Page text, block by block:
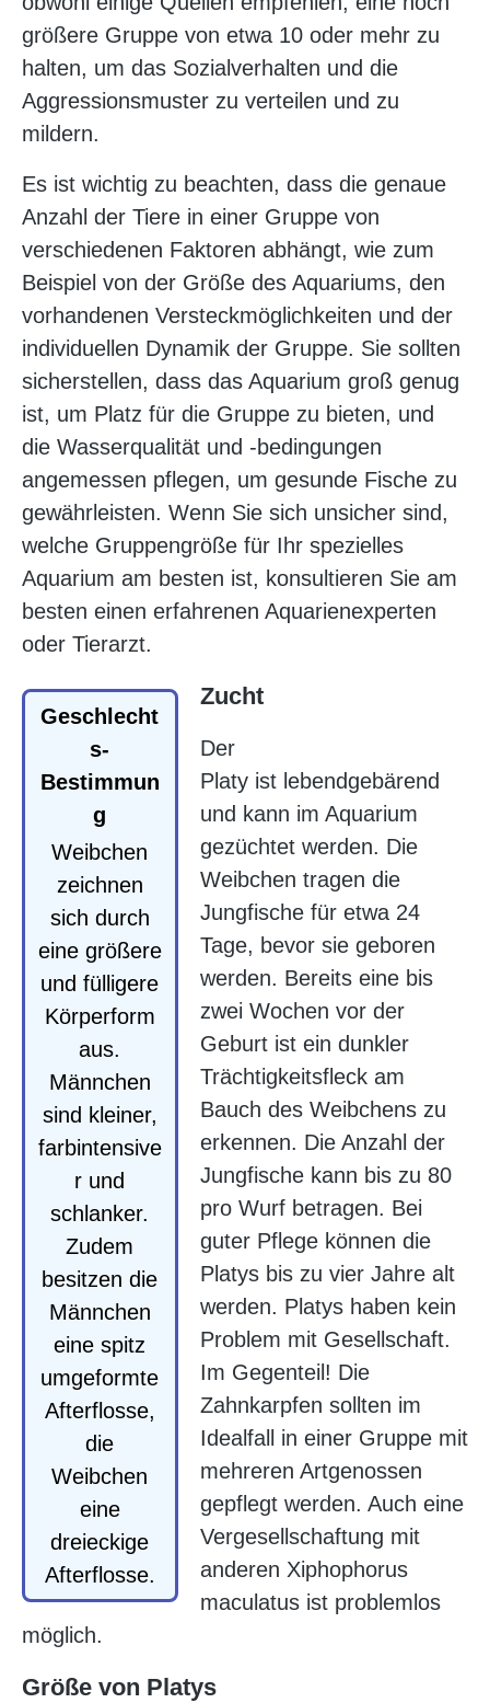
größere Gruppe von etwa 10 oder mehr zu
halten, um das Sozialverhalten und die
Aggressionsmuster zu verteilen und zu
mildern.
Es ist wichtig zu beachten, dass die genaue
Anzahl der Tiere in einer Gruppe von
verschiedenen Faktoren abhängt, wie zum
Beispiel von der Größe des Aquariums, den
vorhandenen Versteckmöglichkeiten und der
individuellen Dynamik der Gruppe. Sie sollten
sicherstellen, dass das Aquarium groß genug
ist, um Platz für die Gruppe zu bieten, und
die Wasserqualität und -bedingungen
angemessen pflegen, um gesunde Fische zu
gewährleisten. Wenn Sie sich unsicher sind,
welche Gruppengröße für Ihr spezielles
Aquarium am besten ist, konsultieren Sie am
besten einen erfahrenen Aquarienexperten
oder Tierarzt.
Geschlecht
s-
Bestimmun
g
Weibchen
zeichnen
sich durch
eine größere
und fülligere
Körperform
aus.
Männchen
sind kleiner,
farbintensive
r und
schlanker.
Zudem
besitzen die
Männchen
eine spitz
umgeformte
Afterflosse,
die
Weibchen
eine
dreieckige
Afterflosse.
Zucht
Der
Platy ist lebendgebärend
und kann im Aquarium
gezüchtet werden. Die
Weibchen tragen die
Jungfische für etwa 24
Tage, bevor sie geboren
werden. Bereits eine bis
zwei Wochen vor der
Geburt ist ein dunkler
Trächtigkeitsfleck am
Bauch des Weibchens zu
erkennen. Die Anzahl der
Jungfische kann bis zu 80
pro Wurf betragen. Bei
guter Pflege können die
Platys bis zu vier Jahre alt
werden. Platys haben kein
Problem mit Gesellschaft.
Im Gegenteil! Die
Zahnkarpfen sollten im
Idealfall in einer Gruppe mit
mehreren Artgenossen
gepflegt werden. Auch eine
Vergesellschaftung mit
anderen Xiphophorus
maculatus ist problemlos
möglich.
Größe von Platys